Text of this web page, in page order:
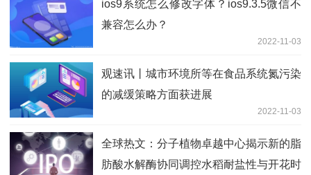
ios9系统怎么修改字体？ios9.3.5微信不
兼容怎么办？
2022-11-03
观速讯丨城市环境所等在食品系统氮污染
的减缓策略方面获进展
2022-11-03
全球热文：分子植物卓越中心揭示新的脂
肪酸水解酶协同调控水稻耐盐性与开花时